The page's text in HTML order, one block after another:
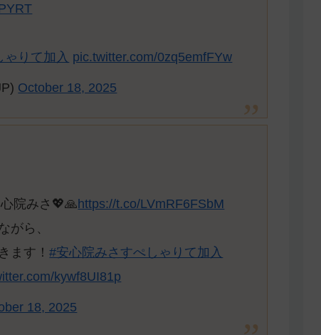
りて加入 pic.twitter.com/0zq5emfFYw
October 18, 2025
院みさ💖🙏https://t.co/LVmRF6FSbM
がら、
ます！#安心院みさすぺしゃりて加入
kywf8UI81p
18, 2025